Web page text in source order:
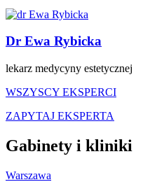
Dr Ewa Rybicka
lekarz medycyny estetycznej
WSZYSCY EKSPERCI
ZAPYTAJ EKSPERTA
Gabinety i kliniki
Warszawa